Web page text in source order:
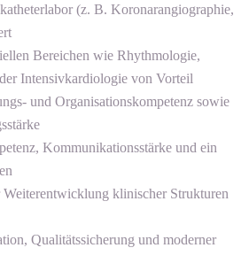
(z. B. Koronarangiographie,
Bereichen wie Rhythmologie,
Intensivkardiologie von Vorteil
und Organisationskompetenz sowie
Kommunikationsstärke und ein
Weiterentwicklung klinischer Strukturen
Qualitätssicherung und moderner